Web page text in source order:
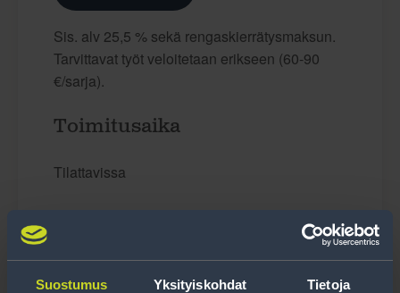
Suostumus Yksityiskohdat Tietoja
Sis. alv 25,5 % sekä rengaskierrätysmaksun.
Tarvittavat työt veloitetaan erikseen (60-90
€/sarja).
Toimitusaika
Tilattavissa